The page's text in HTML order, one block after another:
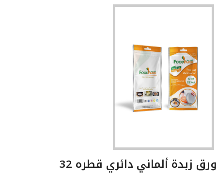
ورق زبدة ألماني دائري قطره 32